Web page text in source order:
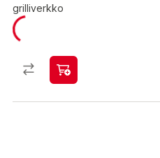
grilliverkko